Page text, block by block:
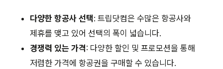
다양한 항공사 선택: 트립닷컴은 수많은 항공사와
제휴를 맺고 있어 선택의 폭이 넓습니다.
경쟁력 있는 가격: 다양한 할인 및 프로모션을 통해
저렴한 가격에 항공권을 구매할 수 있습니다.